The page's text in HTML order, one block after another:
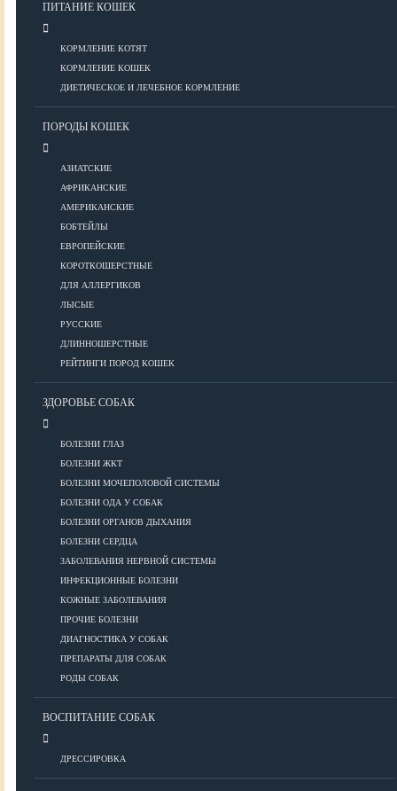
ПИТАНИЕ КОШЕК
КОРМЛЕНИЕ КОТЯТ
КОРМЛЕНИЕ КОШЕК
ДИЕТИЧЕСКОЕ И ЛЕЧЕБНОЕ КОРМЛЕНИЕ
ПОРОДЫ КОШЕК
АЗИАТСКИЕ
АФРИКАНСКИЕ
АМЕРИКАНСКИЕ
БОБТЕЙЛЫ
ЕВРОПЕЙСКИЕ
КОРОТКОШЕРСТНЫЕ
ДЛЯ АЛЛЕРГИКОВ
ЛЫСЫЕ
РУССКИЕ
ДЛИННОШЕРСТНЫЕ
РЕЙТИНГИ ПОРОД КОШЕК
ЗДОРОВЬЕ СОБАК
БОЛЕЗНИ ГЛАЗ
БОЛЕЗНИ ЖКТ
БОЛЕЗНИ МОЧЕПОЛОВОЙ СИСТЕМЫ
БОЛЕЗНИ ОДА У СОБАК
БОЛЕЗНИ ОРГАНОВ ДЫХАНИЯ
БОЛЕЗНИ СЕРДЦА
ЗАБОЛЕВАНИЯ НЕРВНОЙ СИСТЕМЫ
ИНФЕКЦИОННЫЕ БОЛЕЗНИ
КОЖНЫЕ ЗАБОЛЕВАНИЯ
ПРОЧИЕ БОЛЕЗНИ
ДИАГНОСТИКА У СОБАК
ПРЕПАРАТЫ ДЛЯ СОБАК
РОДЫ СОБАК
ВОСПИТАНИЕ СОБАК
ДРЕССИРОВКА
Аксессуары для ухода
Гигиена
Уход за шерстью
Корма премиум класса
Корма супер-премиум класса
Корма холистик класса
Корма эконом класса
ПИТАНИЕ
Кормление котят
Кормление кошек
Диетическое и лечебное кормление
ПОРОДЫ
Европейские
Короткошерстные
Для аллергиков
Лысые
Русские
Длинношерстные
Рейтинги пород